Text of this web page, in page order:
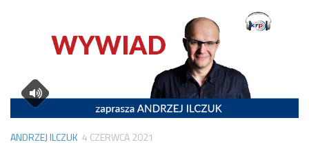
ANDRZEJ ILCZUK 4 CZERWCA 2021